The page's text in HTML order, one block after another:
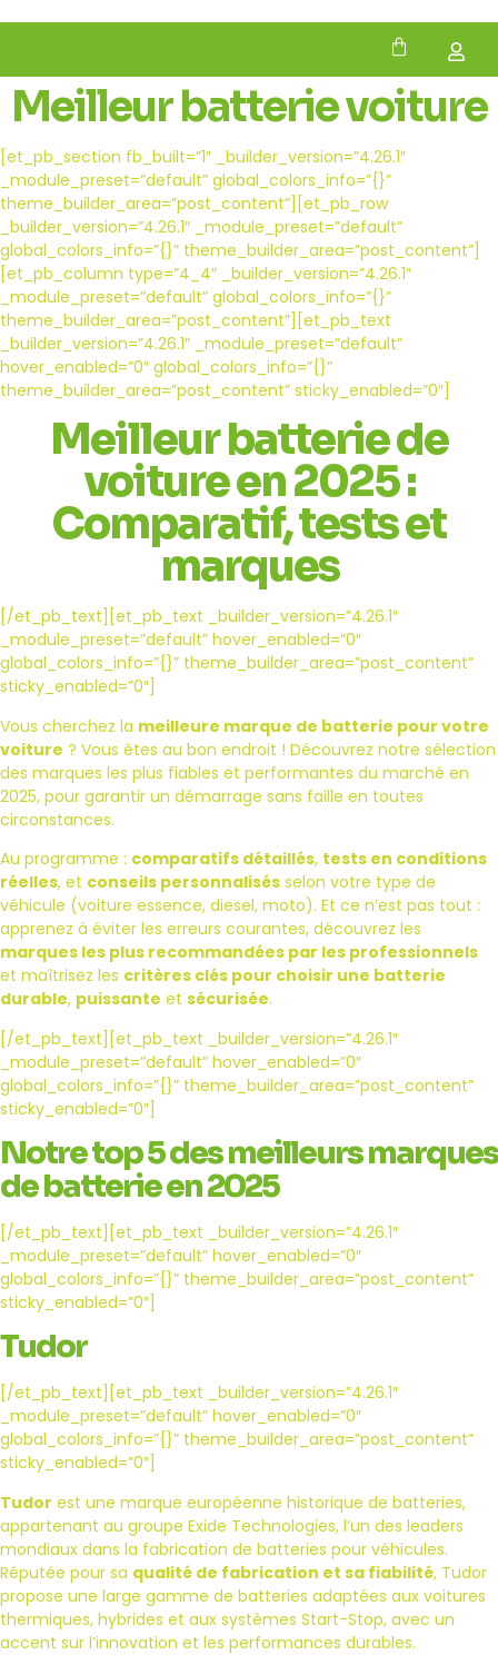
Meilleur batterie voiture
[et_pb_section fb_built=”1″ _builder_version=”4.26.1″
_module_preset=”default” global_colors_info=”{}”
theme_builder_area=”post_content”][et_pb_row
_builder_version=”4.26.1″ _module_preset=”default”
global_colors_info=”{}” theme_builder_area=”post_content”]
[et_pb_column type=”4_4″ _builder_version=”4.26.1″
_module_preset=”default” global_colors_info=”{}”
theme_builder_area=”post_content”][et_pb_text
_builder_version=”4.26.1″ _module_preset=”default”
hover_enabled=”0″ global_colors_info=”{}”
theme_builder_area=”post_content” sticky_enabled=”0″]
Meilleur batterie de
voiture en 2025 :
Comparatif, tests et
marques
[/et_pb_text][et_pb_text _builder_version=”4.26.1″
_module_preset=”default” hover_enabled=”0″
global_colors_info=”{}” theme_builder_area=”post_content”
sticky_enabled=”0″]
Vous cherchez la meilleure marque de batterie pour votre
voiture ? Vous êtes au bon endroit ! Découvrez notre sélection
des marques les plus fiables et performantes du marché en
2025, pour garantir un démarrage sans faille en toutes
circonstances.
Au programme : comparatifs détaillés, tests en conditions
réelles, et conseils personnalisés selon votre type de
véhicule (voiture essence, diesel, moto). Et ce n’est pas tout :
apprenez à éviter les erreurs courantes, découvrez les
marques les plus recommandées par les professionnels
et maîtrisez les critères clés pour choisir une batterie
durable, puissante et sécurisée.
[/et_pb_text][et_pb_text _builder_version=”4.26.1″
_module_preset=”default” hover_enabled=”0″
global_colors_info=”{}” theme_builder_area=”post_content”
sticky_enabled=”0″]
Notre top 5 des meilleurs marques
de batterie en 2025
[/et_pb_text][et_pb_text _builder_version=”4.26.1″
_module_preset=”default” hover_enabled=”0″
global_colors_info=”{}” theme_builder_area=”post_content”
sticky_enabled=”0″]
Tudor
[/et_pb_text][et_pb_text _builder_version=”4.26.1″
_module_preset=”default” hover_enabled=”0″
global_colors_info=”{}” theme_builder_area=”post_content”
sticky_enabled=”0″]
Tudor est une marque européenne historique de batteries,
appartenant au groupe Exide Technologies, l’un des leaders
mondiaux dans la fabrication de batteries pour véhicules.
Réputée pour sa qualité de fabrication et sa fiabilité, Tudor
propose une large gamme de batteries adaptées aux voitures
thermiques, hybrides et aux systèmes Start-Stop, avec un
accent sur l’innovation et les performances durables.